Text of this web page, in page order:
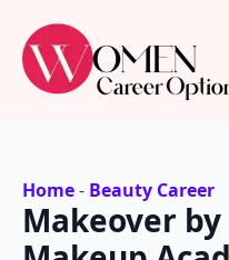
Home- Beauty Career
Makeover